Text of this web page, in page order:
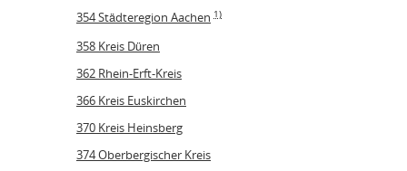
354 Städteregion Aachen 1)
358 Kreis Düren
362 Rhein-Erft-Kreis
366 Kreis Euskirchen
370 Kreis Heinsberg
374 Oberbergischer Kreis